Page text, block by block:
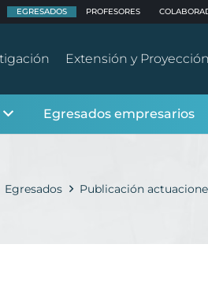
EGRESADOS PROFESORES
Extensión y
Egresados empresarios
Egresados Publicación